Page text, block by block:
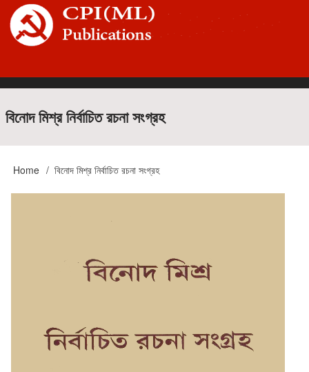
Skip
main
Main
navigation
বিনোদ মিশ্র নির্বাচিত রচনা সংগ্রহ
Breadcrumb
Home বিনোদ মিশ্র নির্বাচিত রচনা সংগ্রহ